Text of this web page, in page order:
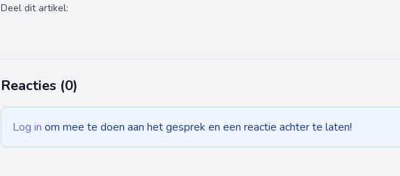
Deel dit artikel:
Reacties (0)
Log in om mee te doen aan het gesprek en een reactie achter te laten!